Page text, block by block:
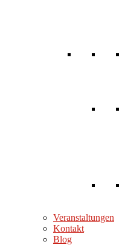
Veranstaltungen
Kontakt
Blog